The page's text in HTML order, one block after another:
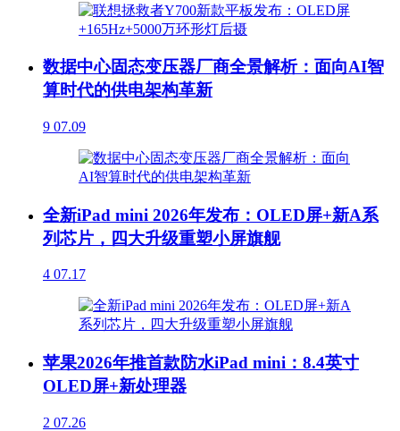
数据中心固态变压器厂商全景解析：面向AI智
算时代的供电架构革新
9 07.09
全新iPad mini 2026年发布：OLED屏+新A系
列芯片，四大升级重塑小屏旗舰
4 07.17
苹果2026年推首款防水iPad mini：8.4英寸
OLED屏+新处理器
2 07.26